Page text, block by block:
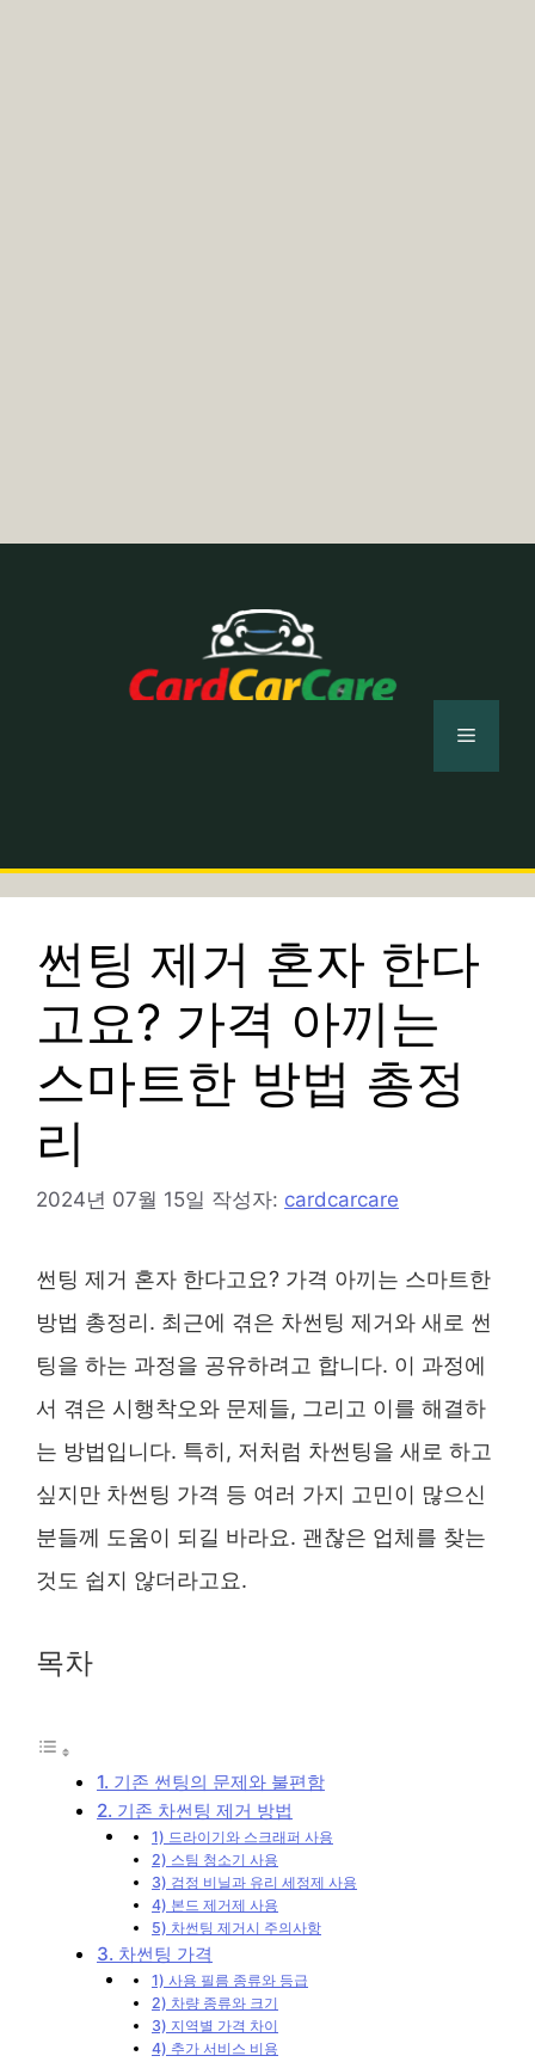
메
썬팅 제거 혼자 한다
고요? 가격 아끼는
스마트한 방법 총정
리
2024년 07월 15일 작성자: cardcarcare
썬팅 제거 혼자 한다고요? 가격 아끼는 스마트한
방법 총정리. 최근에 겪은 차썬팅 제거와 새로 썬
팅을 하는 과정을 공유하려고 합니다. 이 과정에
서 겪은 시행착오와 문제들, 그리고 이를 해결하
는 방법입니다. 특히, 저처럼 차썬팅을 새로 하고
싶지만 차썬팅 가격 등 여러 가지 고민이 많으신
분들께 도움이 되길 바라요. 괜찮은 업체를 찾는
것도 쉽지 않더라고요.
목차
1. 기존 썬팅의 문제와 불편함
2. 기존 차썬팅 제거 방법
1) 드라이기와 스크래퍼 사용
2) 스팀 청소기 사용
3) 검정 비닐과 유리 세정제 사용
4) 본드 제거제 사용
5) 차썬팅 제거시 주의사항
3. 차썬팅 가격
1) 사용 필름 종류와 등급
2) 차량 종류와 크기
3) 지역별 가격 차이
4) 추가 서비스 비용